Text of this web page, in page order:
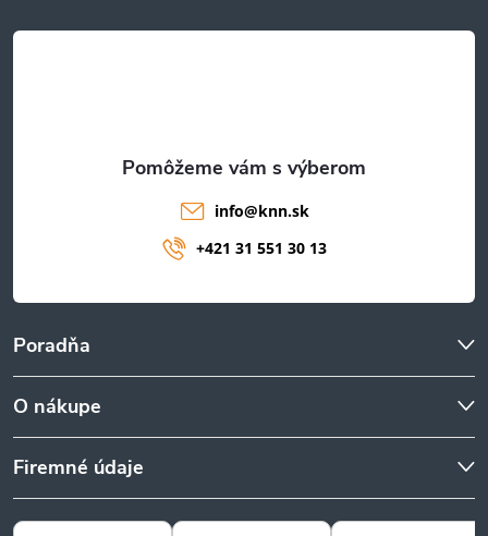
t
Poradňa
O nákupe
Firemné údaje
info@knn.sk
+421 31 551 30 13